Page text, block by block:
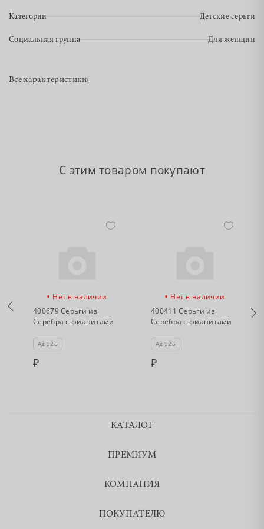
Категории Детские серьги
Социальная группа Для женщин
Все характеристики›
С этим товаром покупают
• Нет в наличии
400679 Серьги из
Серебра с фианитами
Ag 925
• Нет в наличии
400411 Серьги из
Серебра с фианитами
Ag 925
КАТАЛОГ
ПРЕМИУМ
КОМПАНИЯ
ПОКУПАТЕЛЮ